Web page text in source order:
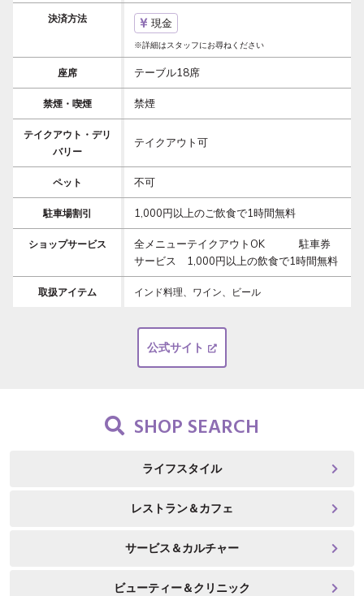
決済方法 現金
※詳細はスタッフにお尋ねください
座席 テーブル18席
禁煙・喫煙 禁煙
テイクアウト・デリ
バリー
テイクアウト可
ペット 不可
駐車場割引 1,000円以上のご飲食で1時間無料
ショップサービス
全メニューテイクアウトOK 駐車券
サービス 1,000円以上の飲食で1時間無料
取扱アイテム インド料理、ワイン、ビール
公式サイト
SHOP SEARCH
ライフスタイル
レストラン＆カフェ
サービス＆カルチャー
ビューティー＆クリニック